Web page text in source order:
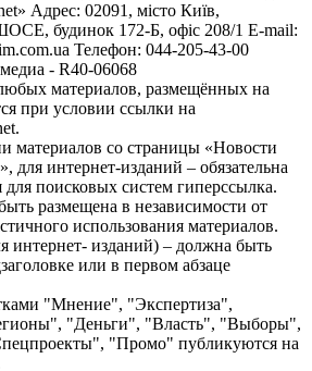
Адрес: 02091, місто Київ,
будинок 172-Б, офіс 208/1 E-mail:
Телефон: 044-205-43-00
- R40-06068
материалов, размещённых на
при условии ссылки на
материалов со страницы «Новости
для интернет-изданий – обязательна
для поисковых систем гиперссылка.
размещена в независимости от
использования материалов.
интернет- изданий) – должна быть
или в первом абзаце
"Мнение", "Экспертиза",
"Деньги", "Власть", "Выборы",
"Промо" публикуются на